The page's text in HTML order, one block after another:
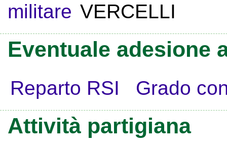
militare VERCELLI
Eventuale adesione
Reparto RSI Grado
Attività partigiana